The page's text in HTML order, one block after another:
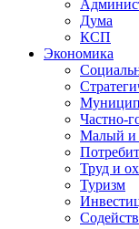
Дума
КСП
Экономика
Частно-
Малый и
Труд и
Туризм